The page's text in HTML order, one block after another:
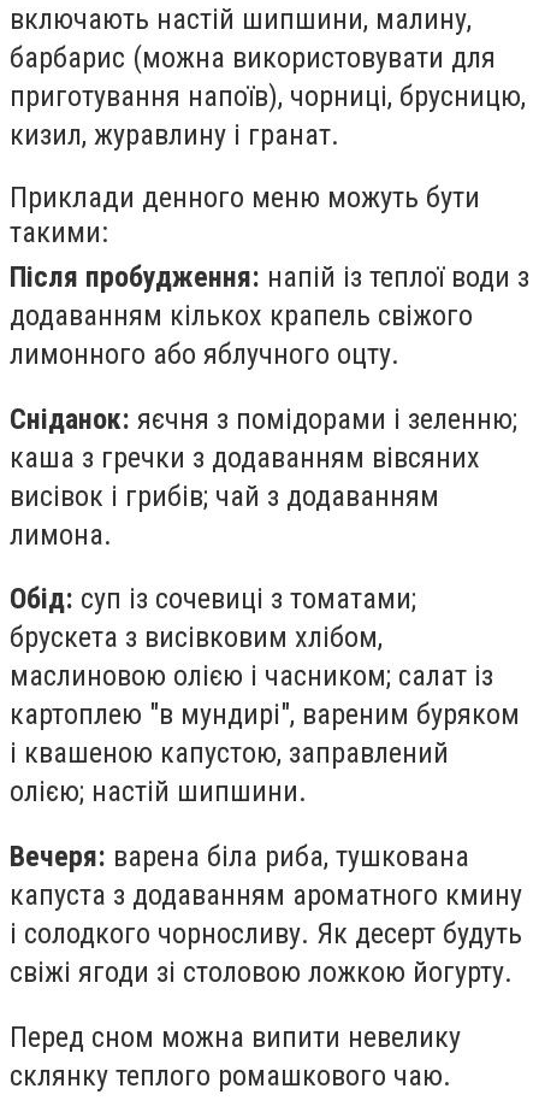
включають настій шипшини, малину,
барбарис (можна використовувати для
приготування напоїв), чорниці, брусницю,
кизил, журавлину і гранат.
Приклади денного меню можуть бути
такими:
Після пробудження: напій із теплої води з
додаванням кількох крапель свіжого
лимонного або яблучного оцту.
Сніданок: яєчня з помідорами і зеленню;
каша з гречки з додаванням вівсяних
висівок і грибів; чай з додаванням
лимона.
Обід: суп із сочевиці з томатами;
брускета з висівковим хлібом,
маслиновою олією і часником; салат із
картоплею "в мундирі", вареним буряком
і квашеною капустою, заправлений
олією; настій шипшини.
Вечеря: варена біла риба, тушкована
капуста з додаванням ароматного кмину
і солодкого чорносливу. Як десерт будуть
свіжі ягоди зі столовою ложкою йогурту.
Перед сном можна випити невелику
склянку теплого ромашкового чаю.